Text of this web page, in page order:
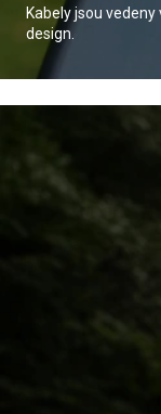
Kabely jsou
design.